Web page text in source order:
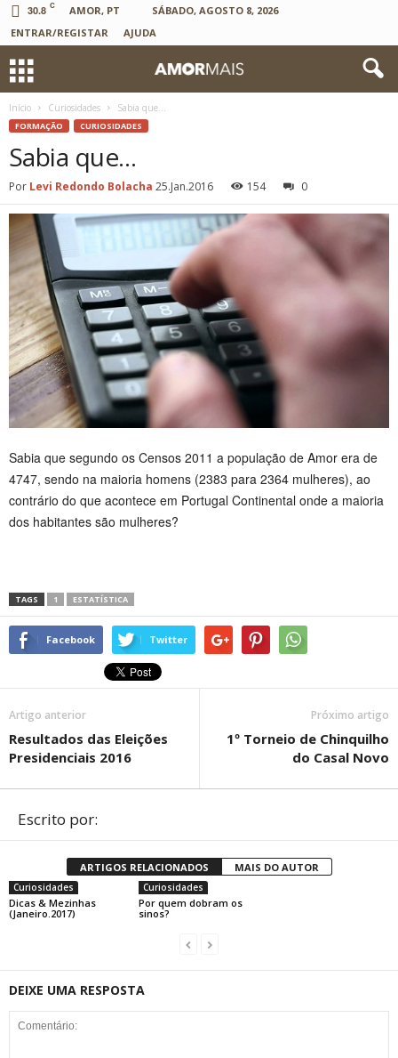
30.8 C AMOR, PT
SÁBADO, AGOSTO 8, 2026
ENTRAR/REGISTAR
AJUDA
Início Curiosidades Sabia que…
FORMAÇÃO CURIOSIDADES
Sabia que…
Por Levi Redondo Bolacha 25.Jan.2016 154 0
Sabia que segundo os Censos 2011 a população de Amor era de
4747, sendo na maioria homens (2383 para 2364 mulheres), ao
contrário do que acontece em Portugal Continental onde a maioria
dos habitantes são mulheres?
TAGS 1 ESTATÍSTICA
Facebook Twitter
Artigo anterior
Resultados das Eleições
Presidenciais 2016
Próximo artigo
1º Torneio de Chinquilho
do Casal Novo
Escrito por:
ARTIGOS RELACIONADOS MAIS DO AUTOR
Curiosidades
Dicas & Mezinhas
(Janeiro.2017)
Curiosidades
Por quem dobram os
sinos?
DEIXE UMA RESPOSTA